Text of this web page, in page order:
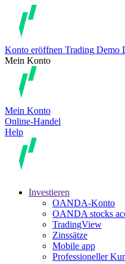
Konto eröffnen Trading Demo
Mein Konto
Mein Konto
Online-Handel
Help
Investieren
OANDA-Konto
OANDA stocks
TradingView
Zinssätze
Mobile app
Professioneller